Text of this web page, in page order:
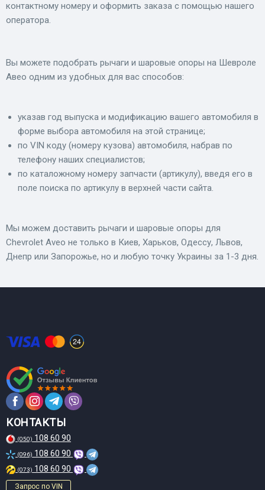
контактному номеру и оформить заказа с помощью нашего
оператора.
Вы можете подобрать рычаги и шаровые опоры на Шевроле
Авео одним из удобных для вас способов:
указав год выпуска и модификацию вашего автомобиля в
форме выбора автомобиля на этой странице;
по VIN коду (номеру кузова) автомобиля, набрав по
телефону наших специалистов;
по каталожному номеру запчасти (артикулу), введя его в
поле поиска по артикулу в верхней части сайта.
Мы можем доставить рычаги и шаровые опоры для
Chevrolet Aveo не только в Киев, Харьков, Одессу, Львов,
Днепр или Запорожье, но и любую точку Украины за 1-3 дня.
КОНТАКТЫ
(050) 108 60 90
(096) 108 60 90
(073) 108 60 90
Запрос по VIN